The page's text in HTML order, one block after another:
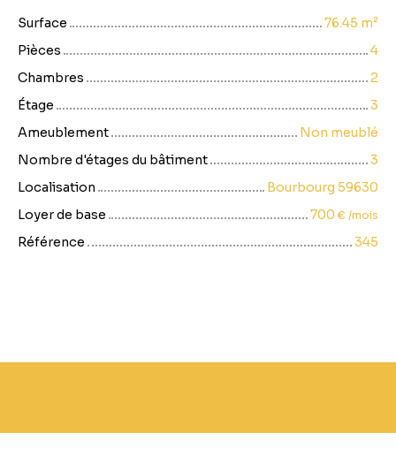
Surface 76.45 m²
Pièces
4
Chambres
2
Étage
3
Ameublement
Non meublé
Nombre d'étages du bâtiment
3
Localisation
Bourbourg 59630
Loyer de base
700€ /mois
Référence 345